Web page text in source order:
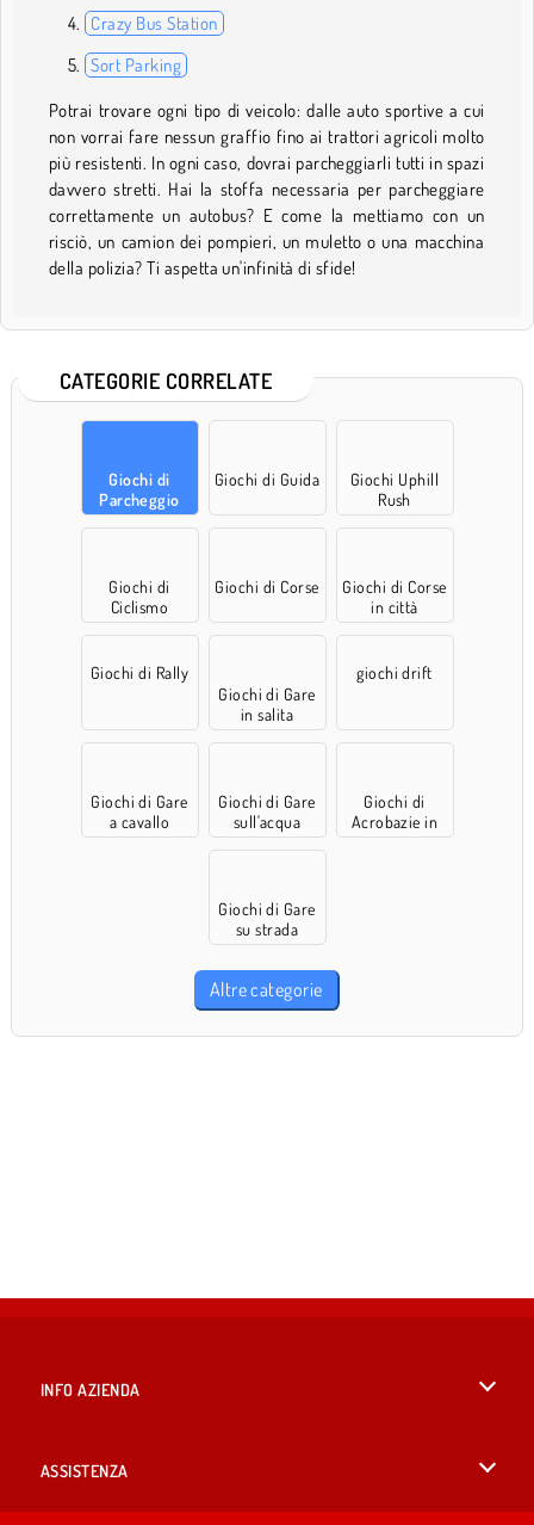
Crazy Bus Station
Sort Parking
Potrai trovare ogni tipo di veicolo: dalle auto sportive a cui
non vorrai fare nessun graffio fino ai trattori agricoli molto
più resistenti. In ogni caso, dovrai parcheggiarli tutti in spazi
davvero stretti. Hai la stoffa necessaria per parcheggiare
correttamente un autobus? E come la mettiamo con un
risciò, un camion dei pompieri, un muletto o una macchina
della polizia? Ti aspetta un'infinità di sfide!
CATEGORIE CORRELATE
Giochi di
Parcheggio
Giochi di Guida
Giochi Uphill
Rush
Giochi di
Ciclismo
Giochi di Corse
Giochi di Corse
in città
Giochi di Rally
Giochi di Gare
in salita
giochi drift
Giochi di Gare
a cavallo
Giochi di Gare
sull'acqua
Giochi di
Acrobazie in
gara
Giochi di Gare
su strada
Altre categorie
INFO AZIENDA
ASSISTENZA